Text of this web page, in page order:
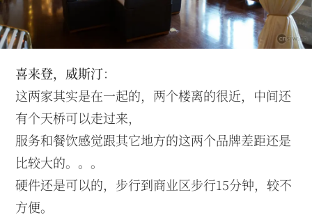
喜来登，威斯汀：
这两家其实是在一起的，两个楼离的很近，中间还
有个天桥可以走过来，
服务和餐饮感觉跟其它地方的这两个品牌差距还是
比较大的。。。
硬件还是可以的，步行到商业区步行15分钟，较不
方便。